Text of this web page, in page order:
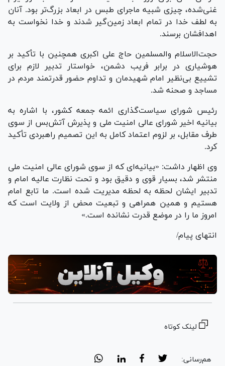
غنی‌شده، چیزی شبیه ماجرای طبس در ابعاد بزرگ‌تر بود. آنان
به لطف خدا در تمام ابعاد زمین‌گیر شدند و خدا نخواست به
اهدافشان برسند.
حجت‌الاسلام والمسلمین حاج علی اکبری همچنین با تأکید بر
هوشیاری در برابر فریب دشمن، خواستار تدبیر لازم برای
تشییع بی‌نظیر امام شهیدمان و تداوم حضور قدرتمند مردم در
مساجد و صحنه شد.
رئیس شورای سیاست‌گذاری ائمه جمعه کشور، با اشاره به
بیانیه اخیر شورای عالی امنیت ملی و پذیرش آتش‌بس از سوی
طرف مقابل، بر لزوم اعتماد کامل به این تصمیم راهبردی تأکید
کرد.
وی اظهار داشت: «بیانیه‌ای که از سوی شورای عالی امنیت ملی
منتشر شد، بسیار قوی و دقیق بود و تحت نظارت عالیه امام و
تدبیر ایشان لحظه به لحظه مدیریت شده است. ما تابع امام
هستیم و همین همراهی و تبعیت محض از ولایت است که
امروز ما را در موضع قدرت نشانده است.»
انتهای پیام/
لینک کوتاه
هم‌رسانی: